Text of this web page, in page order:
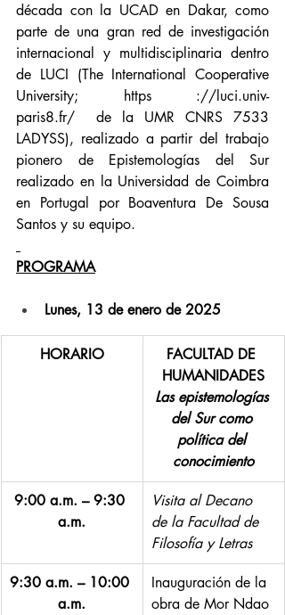
década con la UCAD en Dakar, como
parte de una gran red de investigación
internacional y multidisciplinaria dentro
de LUCI (The International Cooperative
University; https ://luci.univ-
paris8.fr/ de la UMR CNRS 7533
LADYSS), realizado a partir del trabajo
pionero de Epistemologías del Sur
realizado en la Universidad de Coimbra
en Portugal por Boaventura De Sousa
Santos y su equipo.
PROGRAMA
Lunes, 13 de enero de 2025
HORARIO
FACULTAD DE
HUMANIDADES
Las epistemologías
del Sur como
política del
conocimiento
9:00 a.m. – 9:30
a.m.
Visita al Decano
de la Facultad de
Filosofía y Letras
9:30 a.m. – 10:00
a.m.
Inauguración de la
obra de Mor Ndao